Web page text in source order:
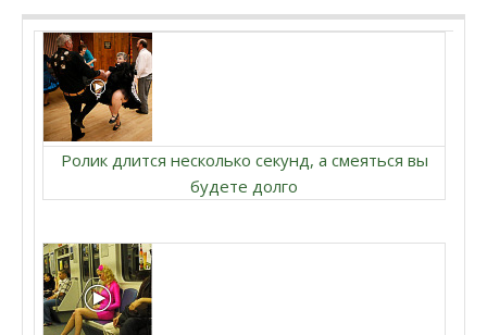
Ролик длится несколько секунд, а смеяться вы
будете долго